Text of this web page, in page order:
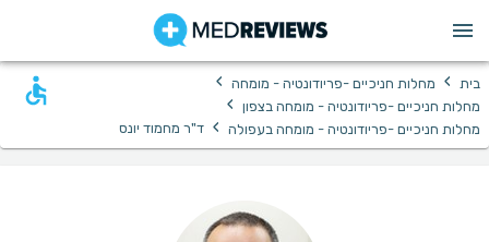
בית › מחלות חניכיים -פריודונטיה - מומחה ›
מחלות חניכיים -פריודונטיה - מומחה בצפון ›
מחלות חניכיים -פריודונטיה - מומחה בעפולה › ד"ר מחמוד יונס